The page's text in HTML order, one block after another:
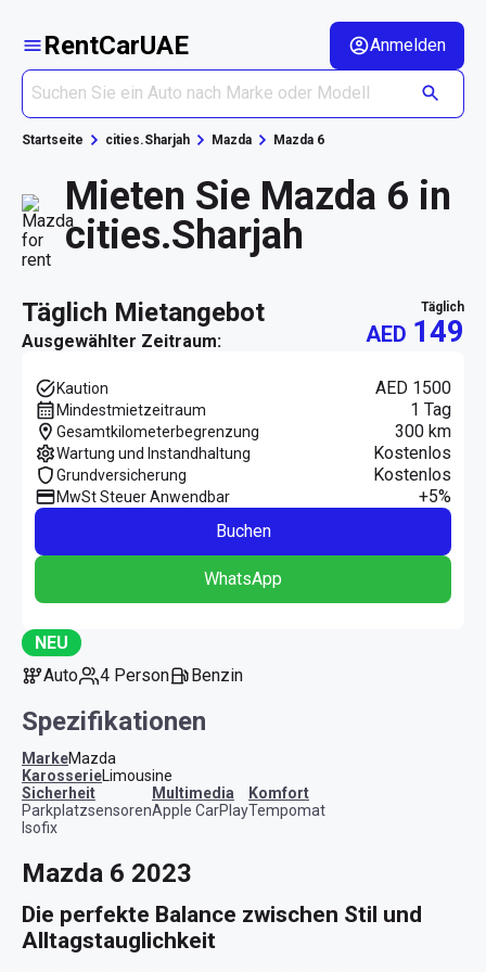
RentCarUAE Anmelden
Startseite cities.Sharjah Mazda Mazda 6
Mieten Sie Mazda 6 in
cities.Sharjah
täglich Mietangebot
Ausgewählter Zeitraum:
täglich
AED 149
Kaution AED 1500
Mindestmietzeitraum 1 Tag
Gesamtkilometerbegrenzung 300 km
Wartung und Instandhaltung Kostenlos
Grundversicherung Kostenlos
MwSt Steuer Anwendbar
+5%
Buchen
WhatsApp
NEU
Auto
4 Person Benzin
Spezifikationen
MarkeMazda
KarosserieLimousine
Sicherheit
Parkplatzsensoren
Isofix
Multimedia
Apple CarPlay
Komfort
Tempomat
Mazda 6 2023
Die perfekte Balance zwischen Stil und
Alltagstauglichkeit